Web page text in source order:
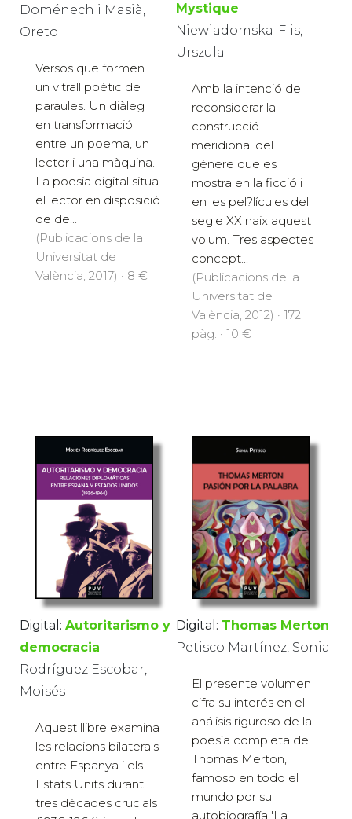
Doménech i Masià,
Oreto
Versos que formen
un vitrall poètic de
paraules. Un diàleg
en transformació
entre un poema, un
lector i una màquina.
La poesia digital situa
el lector en disposició
de de...
(Publicacions de la
Universitat de
València, 2017) · 8 €
Mystique
Niewiadomska-Flis,
Urszula
Amb la intenció de
reconsiderar la
construcció
meridional del
gènere que es
mostra en la ficció i
en les pel?lícules del
segle XX naix aquest
volum. Tres aspectes
concept...
(Publicacions de la
Universitat de
València, 2012) · 172
pàg. · 10 €
Digital: Autoritarismo y
democracia
Rodríguez Escobar,
Moisés
Aquest llibre examina
les relacions bilaterals
entre Espanya i els
Estats Units durant
tres dècades crucials
Digital: Thomas Merton
Petisco Martínez, Sonia
El presente volumen
cifra su interés en el
análisis riguroso de la
poesía completa de
Thomas Merton,
famoso en todo el
mundo por su
autobiografía 'La